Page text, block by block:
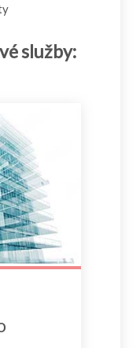
služby: